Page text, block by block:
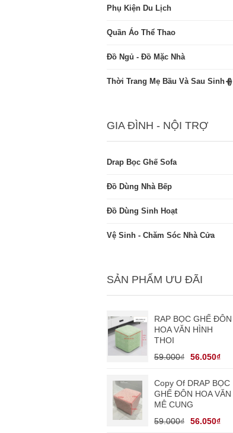
Phụ Kiện Du Lịch
Quần Áo Thể Thao
Đồ Ngủ - Đồ Mặc Nhà
Thời Trang Mẹ Bầu Và Sau Sinh ()
+
GIA ĐÌNH - NỘI TRỢ
Drap Bọc Ghế Sofa
Đồ Dùng Nhà Bếp
Đồ Dùng Sinh Hoạt
Vệ Sinh - Chăm Sóc Nhà Cửa
SẢN PHẨM ƯU ĐÃI
RAP BỌC GHẾ ĐÔN
HOA VĂN HÌNH
THOI
59.000₫
56.050₫
Copy Of DRAP BỌC
GHẾ ĐÔN HOA VĂN
MÊ CUNG
59.000₫
56.050₫